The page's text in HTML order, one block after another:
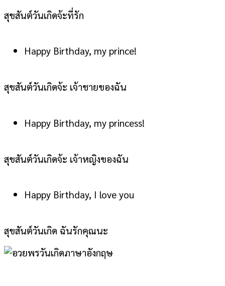
สุขสันต์วันเกิดจ้ะที่รัก
Happy Birthday, my prince!
สุขสันต์วันเกิดจ้ะ เจ้าชายของฉัน
Happy Birthday, my princess!
สุขสันต์วันเกิดจ้ะ เจ้าหญิงของฉัน
Happy Birthday, I love you
สุขสันต์วันเกิด ฉันรักคุณนะ